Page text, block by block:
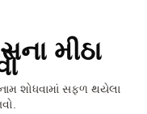
મીઠા
શોધવામાં સફળ થયેલા